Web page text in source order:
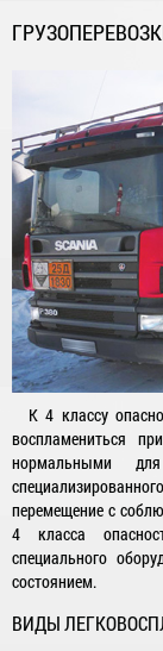
К 4 классу
воспламениться
нормальными
перемещение с
4 класса
специального
состоянием.
ВИДЫ